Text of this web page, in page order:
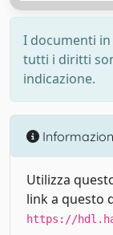
I documenti
tutti i diritti
indicazione.
Utilizza
link a questo
https://